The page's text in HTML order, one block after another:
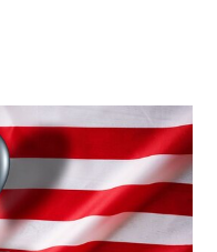
EmailFacebook
mediante Twitter
actual mediante LinkedIn
actual mediante